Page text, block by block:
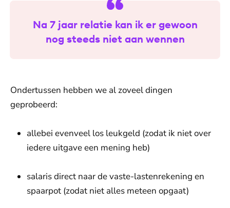
Na 7 jaar relatie kan ik er gewoon
nog steeds niet aan wennen
Ondertussen hebben we al zoveel dingen
geprobeerd:
allebei evenveel los leukgeld (zodat ik niet over
iedere uitgave een mening heb)
salaris direct naar de vaste-lastenrekening en
spaarpot (zodat niet alles meteen opgaat)